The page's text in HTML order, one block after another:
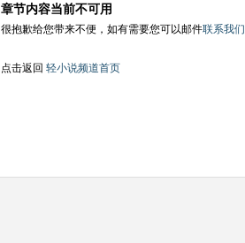
章节内容当前不可用
很抱歉给您带来不便，如有需要您可以邮件联系我们
点击返回 轻小说频道首页